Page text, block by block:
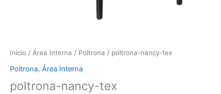
Início / Área Interna / Poltrona / poltrona-nancy-tex
Poltrona, Área Interna
poltrona-nancy-tex